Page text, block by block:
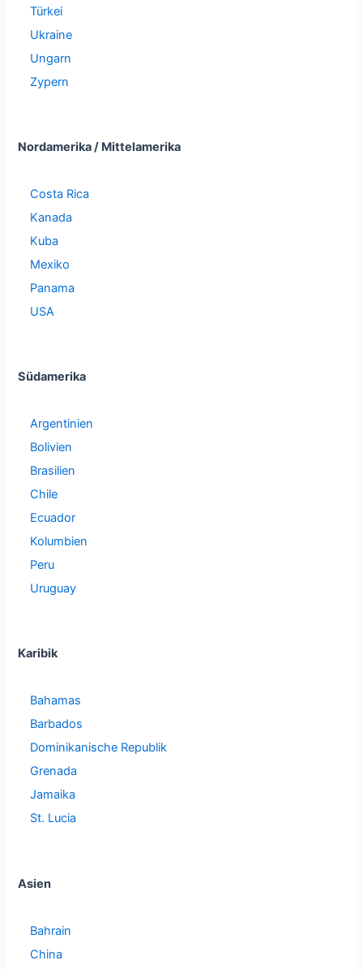
Türkei
Ukraine
Ungarn
Zypern
Nordamerika / Mittelamerika
Costa Rica
Kanada
Kuba
Mexiko
Panama
USA
Südamerika
Argentinien
Bolivien
Brasilien
Chile
Ecuador
Kolumbien
Peru
Uruguay
Karibik
Bahamas
Barbados
Dominikanische Republik
Grenada
Jamaika
St. Lucia
Asien
Bahrain
China